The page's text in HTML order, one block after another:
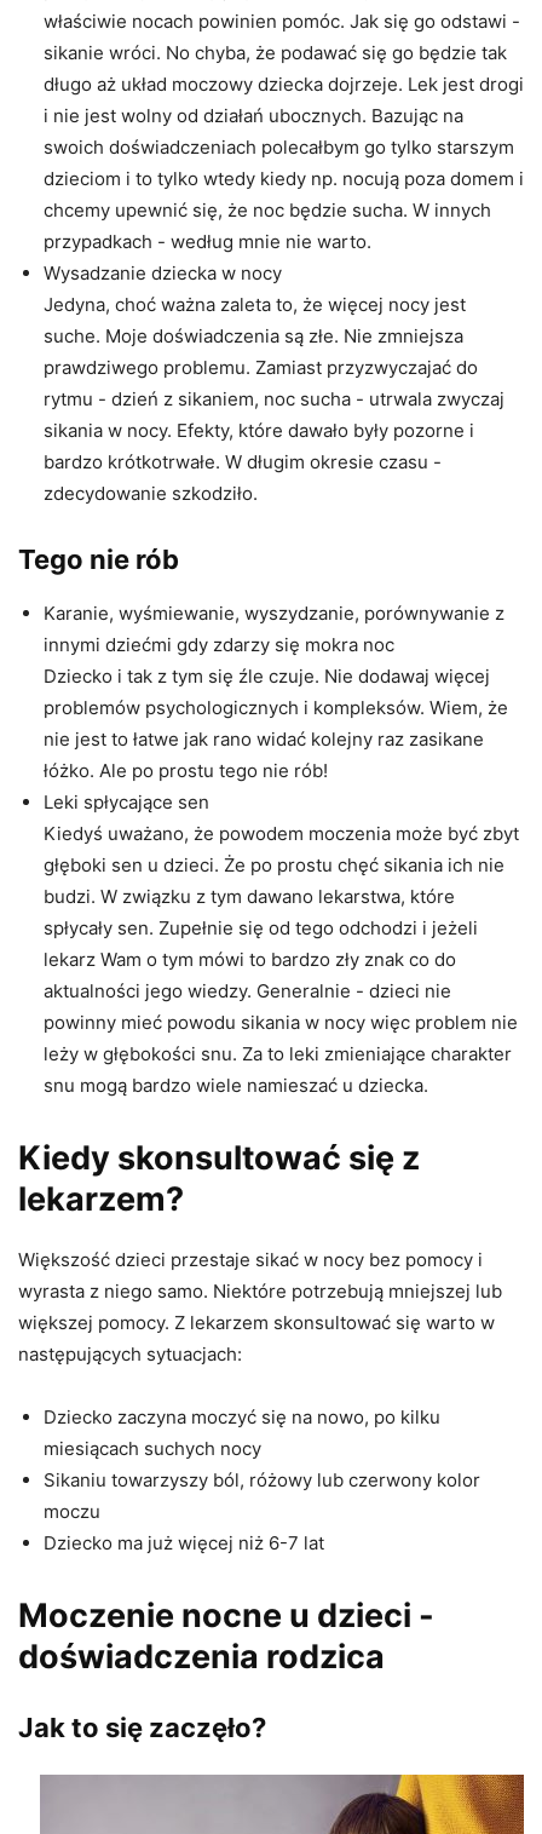
właściwie nocach powinien pomóc. Jak się go odstawi -
sikanie wróci. No chyba, że podawać się go będzie tak
długo aż układ moczowy dziecka dojrzeje. Lek jest drogi
i nie jest wolny od działań ubocznych. Bazując na
swoich doświadczeniach polecałbym go tylko starszym
dzieciom i to tylko wtedy kiedy np. nocują poza domem i
chcemy upewnić się, że noc będzie sucha. W innych
przypadkach - według mnie nie warto.
Wysadzanie dziecka w nocy
Jedyna, choć ważna zaleta to, że więcej nocy jest
suche. Moje doświadczenia są złe. Nie zmniejsza
prawdziwego problemu. Zamiast przyzwyczajać do
rytmu - dzień z sikaniem, noc sucha - utrwala zwyczaj
sikania w nocy. Efekty, które dawało były pozorne i
bardzo krótkotrwałe. W długim okresie czasu -
zdecydowanie szkodziło.
Tego nie rób
Karanie, wyśmiewanie, wyszydzanie, porównywanie z
innymi dziećmi gdy zdarzy się mokra noc
Dziecko i tak z tym się źle czuje. Nie dodawaj więcej
problemów psychologicznych i kompleksów. Wiem, że
nie jest to łatwe jak rano widać kolejny raz zasikane
łóżko. Ale po prostu tego nie rób!
Leki spłycające sen
Kiedyś uważano, że powodem moczenia może być zbyt
głęboki sen u dzieci. Że po prostu chęć sikania ich nie
budzi. W związku z tym dawano lekarstwa, które
spłycały sen. Zupełnie się od tego odchodzi i jeżeli
lekarz Wam o tym mówi to bardzo zły znak co do
aktualności jego wiedzy. Generalnie - dzieci nie
powinny mieć powodu sikania w nocy więc problem nie
leży w głębokości snu. Za to leki zmieniające charakter
snu mogą bardzo wiele namieszać u dziecka.
Kiedy skonsultować się z
lekarzem?
Większość dzieci przestaje sikać w nocy bez pomocy i
wyrasta z niego samo. Niektóre potrzebują mniejszej lub
większej pomocy. Z lekarzem skonsultować się warto w
następujących sytuacjach:
Dziecko zaczyna moczyć się na nowo, po kilku
miesiącach suchych nocy
Sikaniu towarzyszy ból, różowy lub czerwony kolor
moczu
Dziecko ma już więcej niż 6-7 lat
Moczenie nocne u dzieci -
doświadczenia rodzica
Jak to się zaczęło?